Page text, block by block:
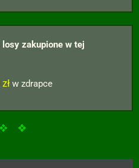
zakupione w tej
w zdrapce